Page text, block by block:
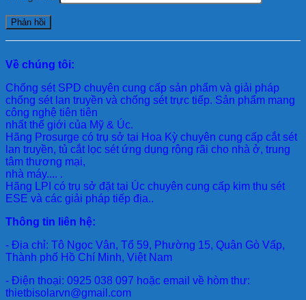
Về chúng tôi:
Chống sét SPD chuyên cung cấp sản phẩm và giải pháp
chống sét lan truyền và chống sét trực tiếp. Sản phẩm mang
công nghệ tiên tiên
nhất thế giới của Mỹ & Úc.
Hãng Prosurge có trụ sở tại Hoa Kỳ chuyên cung cấp cắt sét
lan truyền, tủ cắt lọc sét ứng dụng rộng rãi cho nhà ở, trung
tâm thương mại,
nhà máy.... .
Hãng LPI có trụ sở đặt tại Úc chuyên cung cấp kim thu sét
ESE và các giải pháp tiếp địa..
Thông tin liên hệ:
- Địa chỉ: Tô Ngọc Vân, Tổ 59, Phường 15, Quận Gò Vấp,
Thành phố Hồ Chí Minh, Việt Nam
- Điện thoại: 0925 038 097 hoặc email về hòm thư:
thietbisolarvn@gmail.com